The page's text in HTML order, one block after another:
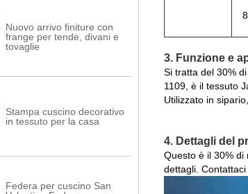
Nuovo arrivo finiture con
frange per tende, divani e
tovaglie
Stampa cuscino decorativo
in tessuto per la casa
Federa per cuscino San
3. Funzione e
Si tratta del 30%
1109, è il tessuto
Utilizzato in
4. Dettagli del
Questo è il 30% di
dettagli.